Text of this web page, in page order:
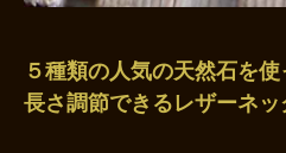
５種類の人気の天然石を
長さ調節できるレザーネッ